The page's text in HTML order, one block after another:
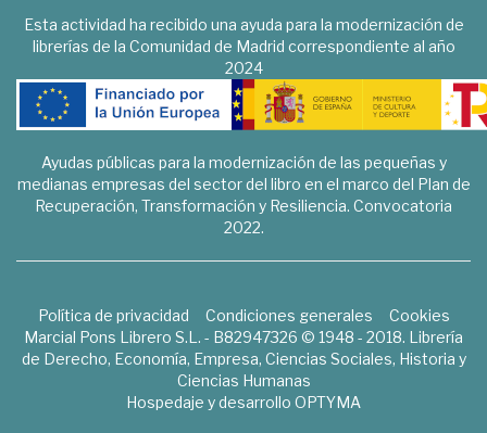
Esta actividad ha recibido una ayuda para la modernización de
librerías de la Comunidad de Madrid correspondiente al año
2024
Ayudas públicas para la modernización de las pequeñas y
medianas empresas del sector del libro en el marco del Plan de
Recuperación, Transformación y Resiliencia. Convocatoria
2022.
Política de privacidad Condiciones generales
Cookies
Marcial Pons Librero S.L. - B82947326 © 1948 - 2018. Librería
de Derecho, Economía, Empresa, Ciencias Sociales, Historia y
Ciencias Humanas
Hospedaje y desarrollo OPTYMA